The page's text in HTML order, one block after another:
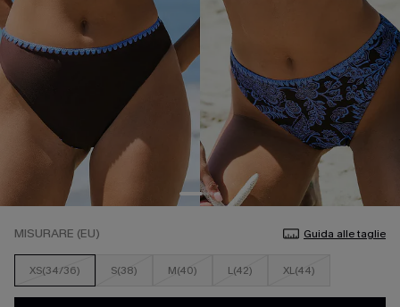
MISURARE (EU) Guida alle taglie
XS(34/36) S(38) M(40) L(42) XL(44)